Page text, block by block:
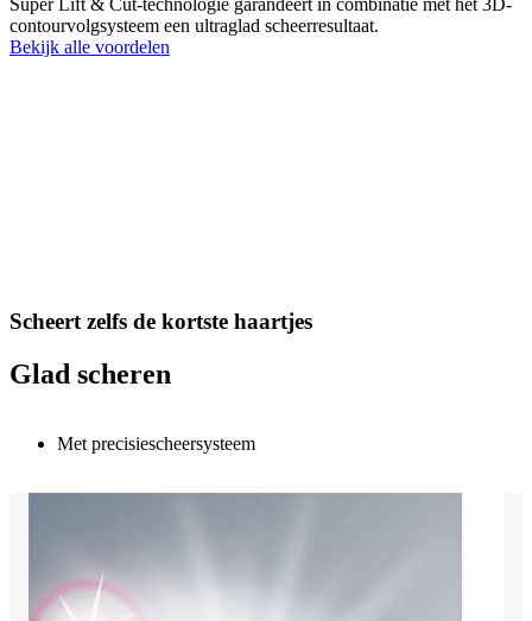
Super Lift & Cut-technologie garandeert in combinatie met het 3D-
contourvolgsysteem een ultraglad scheerresultaat.
Bekijk alle voordelen
Scheert zelfs de kortste haartjes
Glad scheren
Met precisiescheersysteem